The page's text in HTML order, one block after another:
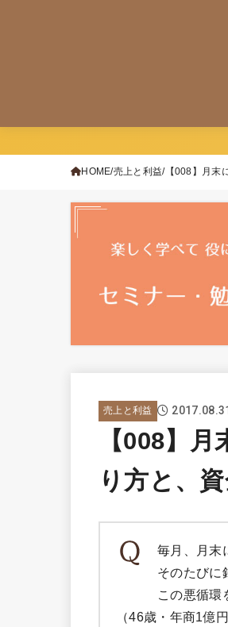
HOME 売上と利益 【008】月末
売上と利益 2017.08.31
【008】
り方と、
毎月、月末
そのたびに
この悪循環
（46歳・年商1億